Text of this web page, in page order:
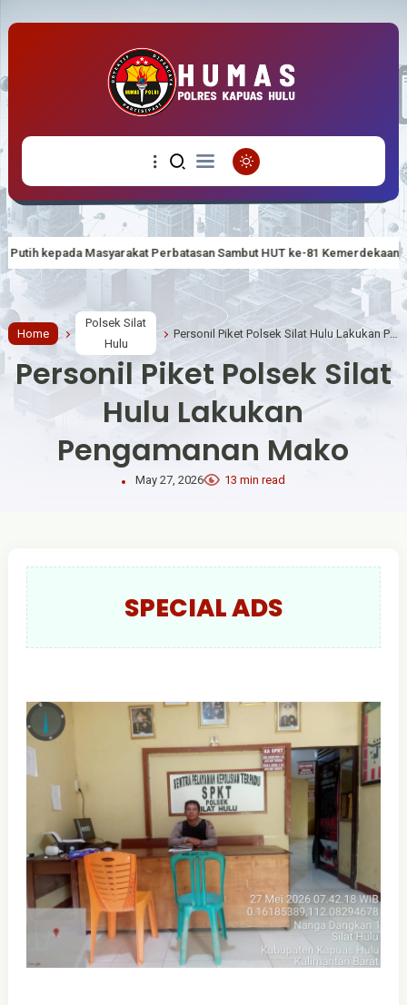
Perbatasan Sambut HUT ke-81 Kemerdekaan RI Polsek Silat
Home
Polsek Silat
Hulu
Personil Piket Polsek Silat
Hulu Lakukan
Pengamanan Mako
May 27, 2026 13 min read
SPECIAL ADS